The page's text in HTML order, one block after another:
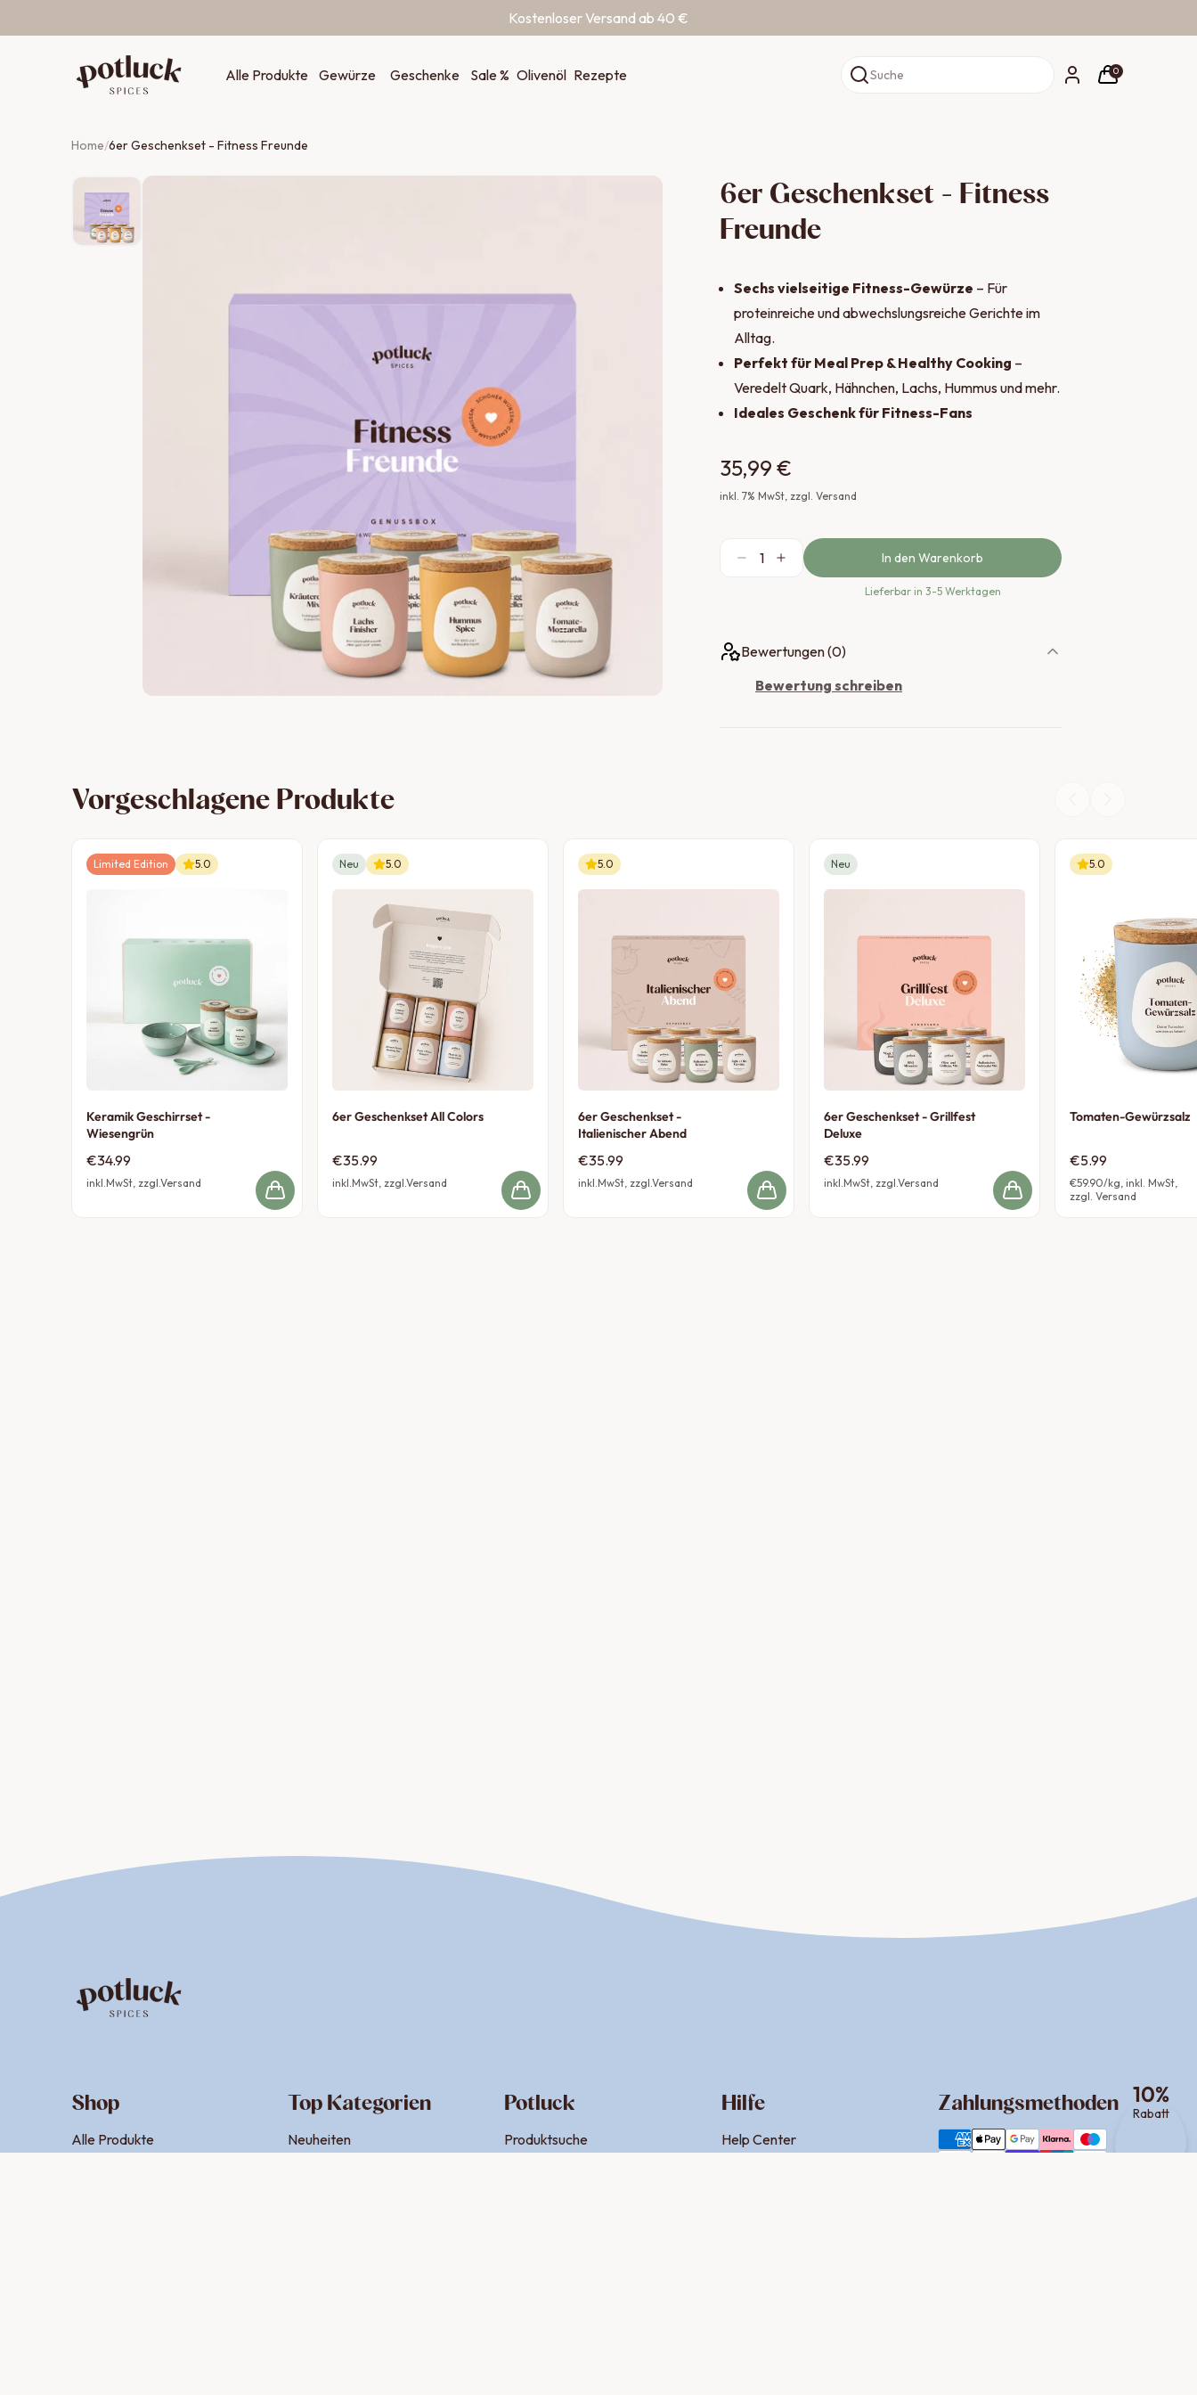
Kostenloser Versand ab 40 €
Alle Produkte Gewürze Geschenke Sale % Olivenöl Rezepte Suche 0
Home/6er Geschenkset - Fitness Freunde
6er Geschenkset - Fitness
Freunde
Sechs vielseitige Fitness-Gewürze – Für
proteinreiche und abwechslungsreiche Gerichte im
Alltag.
Perfekt für Meal Prep & Healthy Cooking –
Veredelt Quark, Hähnchen, Lachs, Hummus und mehr.
Ideales Geschenk für Fitness-Fans
35,99 €
inkl. 7% MwSt , zzgl. Versand
1 In den Warenkorb
Lieferbar in 3-5 Werktagen
Bewertungen (0)
Bewertung schreiben
Vorgeschlagene Produkte
Limited Edition 5.0
Keramik Geschirrset -
Wiesengrün
€34.99
inkl.MwSt, zzgl.Versand
Neu 5.0
6er Geschenkset All Colors
€35.99
inkl.MwSt, zzgl.Versand
5.0
6er Geschenkset -
Italienischer Abend
€35.99
inkl.MwSt, zzgl.Versand
Neu
6er Geschenkset - Grillfest
Deluxe
€35.99
inkl.MwSt, zzgl.Versand
5.0
Tomaten-Gewürzsalz
€5.99
€59.90/kg, inkl. MwSt,
zzgl. Versand
10%
Rabatt
Shop
Alle Produkte
Top Kategorien
Neuheiten
Potluck
Produktsuche
Hilfe
Help Center
Zahlungsmethoden